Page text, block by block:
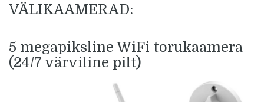
VÄLIKAAMERAD:
5 megapiksline WiFi torukaamera
(24/7 värviline pilt)